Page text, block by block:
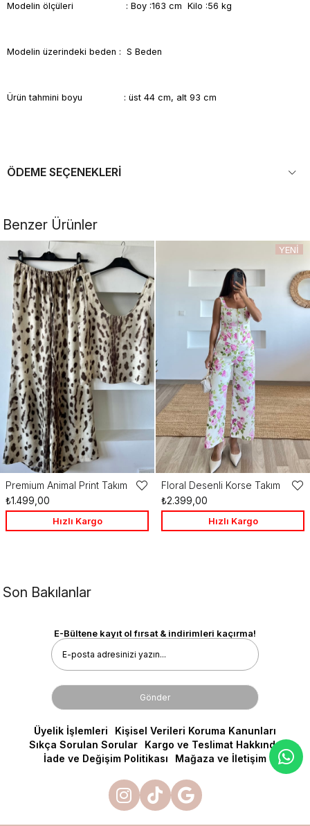
Modelin ölçüleri : Boy :163 cm Kilo :56 kg
Modelin üzerindeki beden : S Beden
Ürün tahmini boyu : üst 44 cm, alt 93 cm
ÖDEME SEÇENEKLERI
Benzer Ürünler
Premium Animal Print Takım
Favorilere
Ekle
₺1.499,00
Hızlı Kargo
YENI
Floral Desenli Korse Takım
Ekle
₺2.399,00
Hızlı Kargo
Son Bakılanlar
E-Bültene kayıt ol fırsat & indirimleri kaçırma!
Gönder
Üyelik İşlemleri
Kişisel Verileri Koruma Kanunları
Sıkça Sorulan Sorular
Kargo ve Teslimat Hakkında
İade ve Değişim Politikası
Mağaza ve İletişim